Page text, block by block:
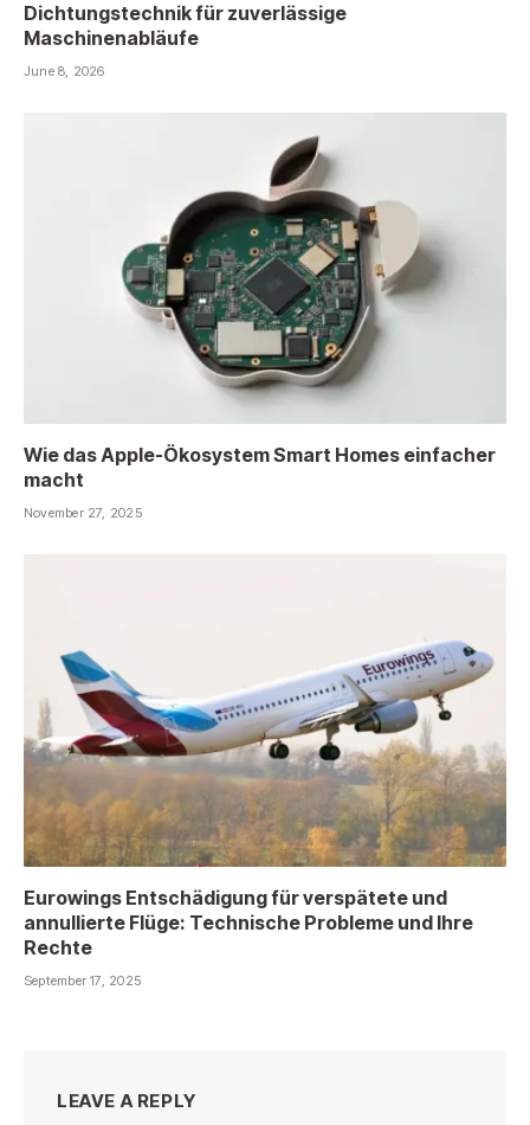
Dichtungstechnik für zuverlässige
Maschinenabläufe
June 8, 2026
Wie das Apple-Ökosystem Smart Homes einfacher
macht
November 27, 2025
Eurowings Entschädigung für verspätete und
annullierte Flüge: Technische Probleme und Ihre
Rechte
September 17, 2025
LEAVE A REPLY